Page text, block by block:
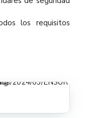
los requisitos